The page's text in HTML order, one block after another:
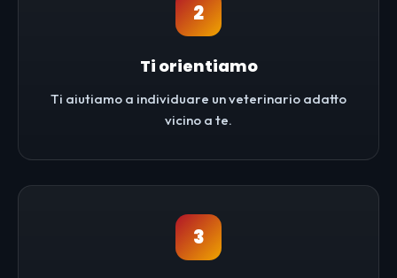
2
Ti orientiamo
Ti aiutiamo a individuare un veterinario adatto
vicino a te.
3